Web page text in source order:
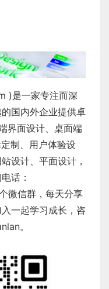
)是一家专注而深
国内外企业提供卓
界面设计
桌面端
制
用户体验设
设计 平面设计 ，
话：
微信群，每天分享
一起学习成长，咨
。